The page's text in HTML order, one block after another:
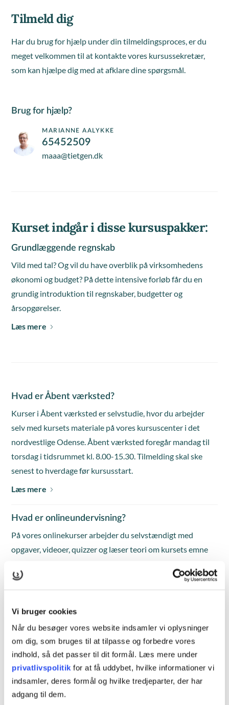
Vi bruger cookies
Når du besøger vores website indsamler vi oplysninger
om dig, som bruges til at tilpasse og forbedre vores
indhold, så det passer til dit formål. Læs mere under
privatlivspolitik for at få uddybet, hvilke informationer vi
indsamler, deres formål og hvilke tredjeparter, der har
adgang til dem.
Tilmeld dig
Har du brug for hjælp under din tilmeldingsproces, er du
meget velkommen til at kontakte vores kursussekretær,
som kan hjælpe dig med at afklare dine spørgsmål.
Brug for hjælp?
MARIANNE AALYKKE
65452509
maaa@tietgen.dk
Kurset indgår i disse kursuspakker:
Grundlæggende regnskab
Vild med tal? Og vil du have overblik på virksomhedens
økonomi og budget? På dette intensive forløb får du en
grundig introduktion til regnskaber, budgetter og
årsopgørelser.
Læs mere
Hvad er Åbent værksted?
Kurser i Åbent værksted er selvstudie, hvor du arbejder
selv med kursets materiale på vores kursuscenter i det
nordvestlige Odense. Åbent værksted foregår mandag til
torsdag i tidsrummet kl. 8.00-15.30. Tilmelding skal ske
senest to hverdage før kursusstart.
Læs mere
Hvad er onlineundervisning?
På vores onlinekurser arbejder du selvstændigt med
opgaver, videoer, quizzer og læser teori om kursets emne
foregår mandag til fredag i tidsrummet kl. 8.00-15.30.
Læs mere
Hvad er blended learning?
Blended learning er et mix af klasseundervisning med
fremmøde og individuelt arbejde på kursuscentret eller
online.